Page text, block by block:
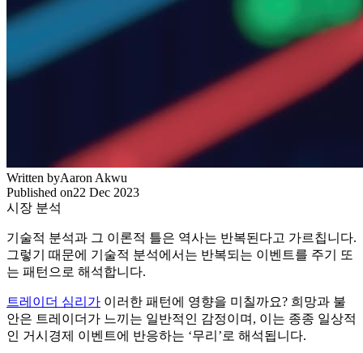
Written byAaron Akwu
Published on22 Dec 2023
시장 분석
기술적 분석과 그 이론적 틀은 역사는 반복된다고 가르칩니다.
그렇기 때문에 기술적 분석에서는 반복되는 이벤트를 주기 또
는 패턴으로 해석합니다.
트레이더 심리가 이러한 패턴에 영향을 미칠까요? 희망과 불
안은 트레이더가 느끼는 일반적인 감정이며, 이는 종종 일상적
인 거시경제 이벤트에 반응하는 ‘무리’로 해석됩니다.